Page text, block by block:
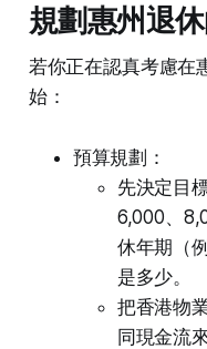
規劃惠州退
若你正在認真考慮在
始：
預算規劃：
先決定目
6,000、
休年期（
是多少。
把香港物
同現金流